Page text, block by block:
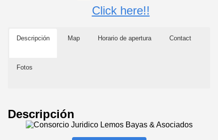
Click here!!
Descripción Map Horario de apertura Contact
Fotos
Descripción